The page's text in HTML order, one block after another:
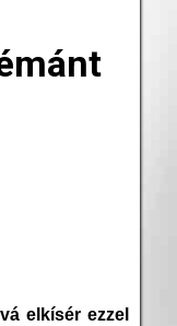
elkísér ezzel